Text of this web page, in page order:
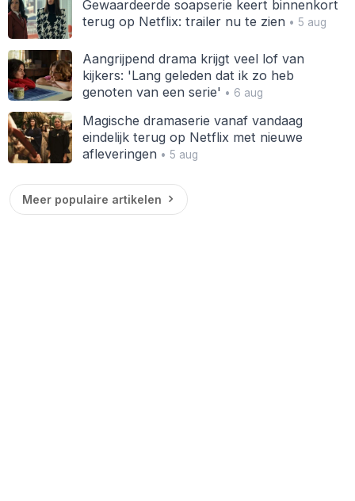
Gewaardeerde soapserie keert binnenkort
terug op Netflix: trailer nu te zien• 5 aug
Aangrijpend drama krijgt veel lof van
kijkers: 'Lang geleden dat ik zo heb
genoten van een serie' • 6 aug
Magische dramaserie vanaf vandaag
eindelijk terug op Netflix met nieuwe
afleveringen• 5 aug
Meer populaire artikelen